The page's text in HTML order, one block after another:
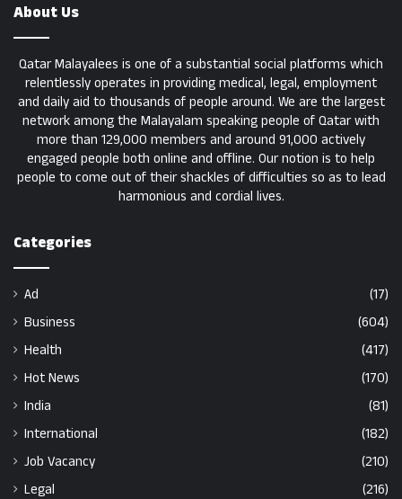
About Us
Qatar Malayalees is one of a substantial social platforms which
relentlessly operates in providing medical, legal, employment
and daily aid to thousands of people around. We are the largest
network among the Malayalam speaking people of Qatar with
more than 129,000 members and around 91,000 actively
engaged people both online and offline. Our notion is to help
people to come out of their shackles of difficulties so as to lead
harmonious and cordial lives.
Categories
Ad
(17)
Business
(604)
Health
(417)
Hot News
(170)
India
(81)
International
(182)
Job Vacancy
(210)
Legal
(216)